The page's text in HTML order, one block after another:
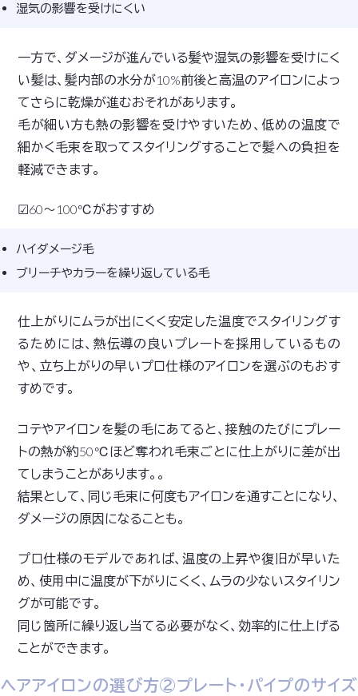
湿気の影響を受けにくい
一方で、ダメージが進んでいる髪や湿気の影響を受けにく
い髪は、髪内部の水分が10%前後と高温のアイロンによっ
てさらに乾燥が進むおそれがあります。
毛が細い方も熱の影響を受けやすいため、低めの温度で
細かく毛束を取ってスタイリングすることで髪への負担を
軽減できます。
☑60～100℃がおすすめ
ハイダメージ毛
ブリーチやカラーを繰り返している毛
仕上がりにムラが出にくく安定した温度でスタイリングす
るためには、熱伝導の良いプレートを採用しているもの
や、立ち上がりの早いプロ仕様のアイロンを選ぶのもおす
すめです。
コテやアイロンを髪の毛にあてると、接触のたびにプレー
トの熱が約50℃ほど奪われ毛束ごとに仕上がりに差が出
てしまうことがあります。。
結果として、同じ毛束に何度もアイロンを通すことになり、
ダメージの原因になることも。
プロ仕様のモデルであれば、温度の上昇や復旧が早いた
め、使用中に温度が下がりにくく、ムラの少ないスタイリン
グが可能です。
同じ箇所に繰り返し当てる必要がなく、効率的に仕上げる
ことができます。
ヘアアイロンの選び方②プレート・パイプのサイズ